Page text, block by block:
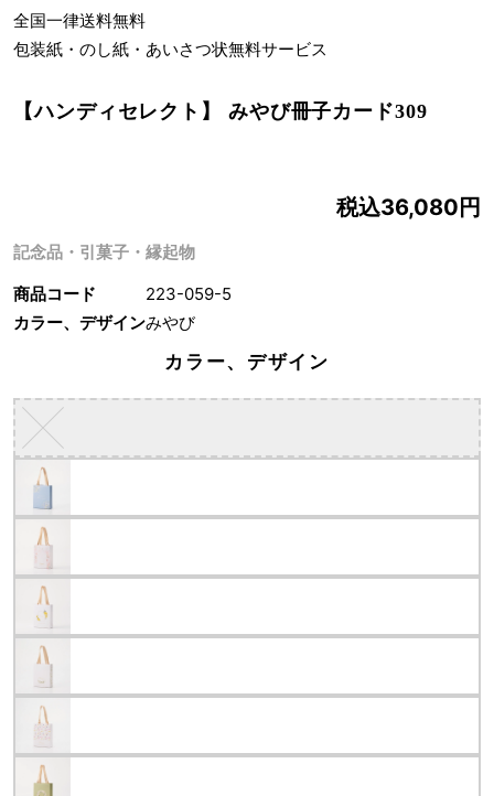
全国一律送料無料
包装紙・のし紙・あいさつ状無料サービス
【ハンディセレクト】 みやび冊子カード309
記念品・引菓子・縁起物
税込36,080円
商品コード
223-059-5
カラー、デザインみやび
カラー、デザイン